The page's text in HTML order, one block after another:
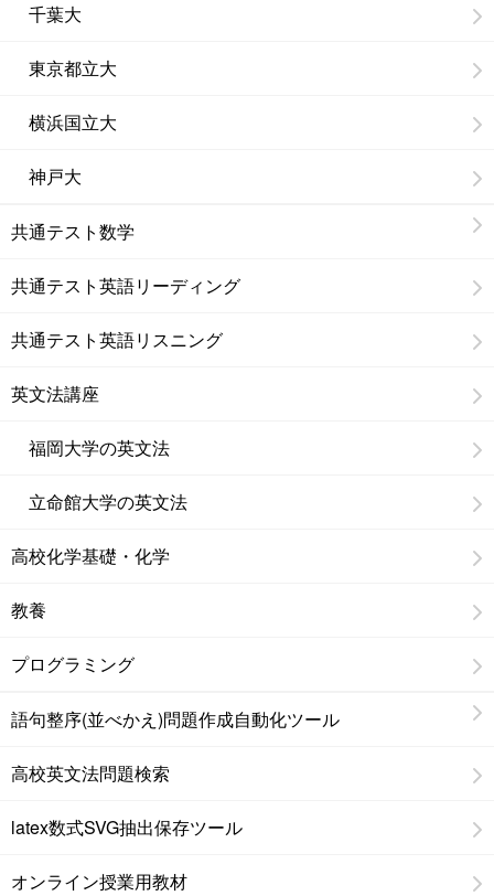
千葉大
東京都立大
横浜国立大
神戸大
共通テスト数学
共通テスト英語リーディング
共通テスト英語リスニング
英文法講座
福岡大学の英文法
立命館大学の英文法
高校化学基礎・化学
教養
プログラミング
語句整序(並べかえ)問題作成自動化ツール
高校英文法問題検索
latex数式SVG抽出保存ツール
オンライン授業用教材